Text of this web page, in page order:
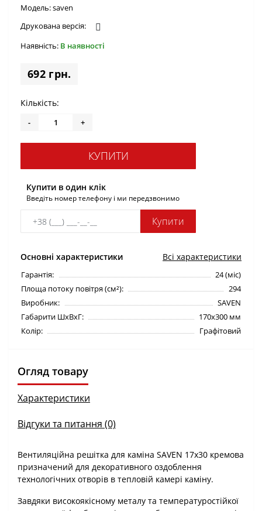
Модель:saven
Друкована версія:
Наявність: В наявності
692 грн.
Основні характеристики Всі характеристики
Гарантія:
24 (міс)
Площа потоку повітря (см²):
294
Виробник:
SAVEN
Габарити ШхВхГ:
170х300 мм
Колір:
Графітовий
Кількість:
- +
КУПИТИ
Купити в один клік
Введіть номер телефону і ми передзвонимо
Купити
Огляд товару
Характеристики
Відгуки та питання (0)
Вентиляційна решітка для каміна SAVEN 17х30 кремова
призначений для декоративного оздоблення
технологічних отворів в тепловій камері каміну.
Завдяки високоякісному металу та температуростійкої